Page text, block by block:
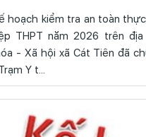
hoạch kiểm tra an toàn
THPT năm 2026 trên địa
- Xã hội xã Cát Tiên đã
Y t...